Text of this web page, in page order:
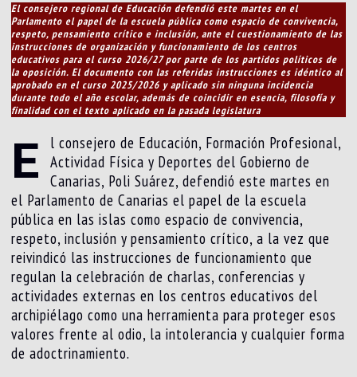
El consejero regional de Educación defendió este martes en el
Parlamento el papel de la escuela pública como espacio de convivencia,
respeto, pensamiento crítico e inclusión, ante el cuestionamiento de las
instrucciones de organización y funcionamiento de los centros
educativos para el curso 2026/27 por parte de los partidos políticos de
la oposición. El documento con las referidas instrucciones es idéntico al
aprobado en el curso 2025/2026 y aplicado sin ninguna incidencia
durante todo el año escolar, además de coincidir en esencia, filosofía y
finalidad con el texto aplicado en la pasada legislatura
E
l consejero de Educación, Formación Profesional,
Actividad Física y Deportes del Gobierno de
Canarias, Poli Suárez, defendió este martes en
el Parlamento de Canarias el papel de la escuela
pública en las islas como espacio de convivencia,
respeto, inclusión y pensamiento crítico, a la vez que
reivindicó las instrucciones de funcionamiento que
regulan la celebración de charlas, conferencias y
actividades externas en los centros educativos del
archipiélago como una herramienta para proteger esos
valores frente al odio, la intolerancia y cualquier forma
de adoctrinamiento.